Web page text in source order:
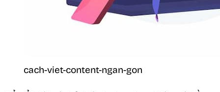
cach-viet-content-ngan-gon